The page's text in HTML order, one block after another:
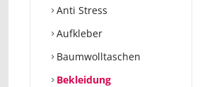
Anti Stress
Aufkleber
Baumwolltaschen
Bekleidung